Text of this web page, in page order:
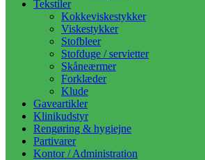
Tekstiler
Kokkeviskestykker
Viskestykker
Stofbleer
Stofduge / servietter
Skåneærmer
Forklæder
Klude
Gaveartikler
Klinikudstyr
Rengøring & hygiejne
Partivarer
Kontor / Administration